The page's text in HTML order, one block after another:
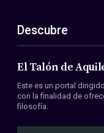
ES
EN
Acerca de nosotros
Miembros
Convenios
Descubre
El Talón de
Este es un portal
con la finalidad de
filosofía.